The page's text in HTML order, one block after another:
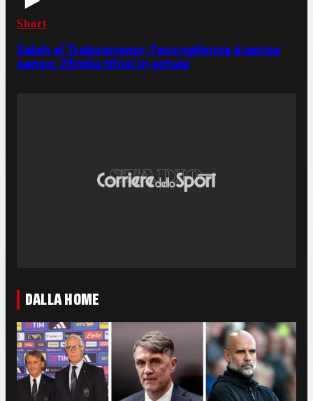
Short
Salah al Trabzonspor, l'accoglienza è senza
senso: 25mila tifosi in estasi
DALLA HOME